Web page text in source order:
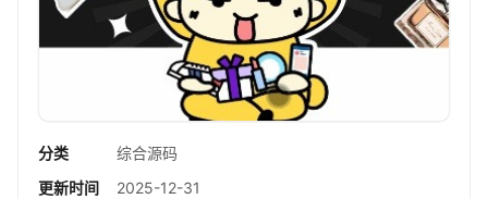
分类
综合源码
更新时间
2025-12-31